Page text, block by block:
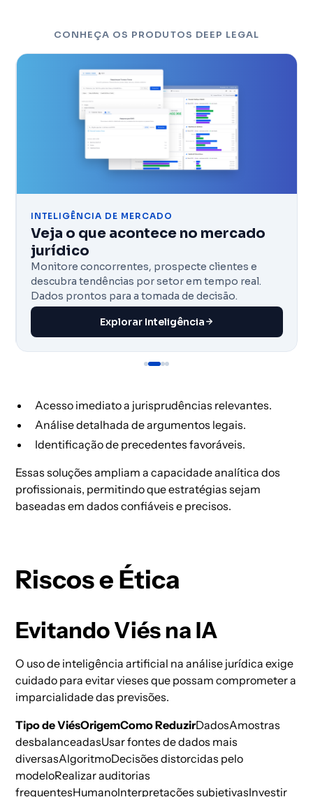
CONHEÇA OS PRODUTOS DEEP LEGAL
INTELIGÊNCIA DE MERCADO
Veja o que acontece no mercado
jurídico
Monitore concorrentes, prospecte clientes e
descubra tendências por setor em tempo real.
Dados prontos para a tomada de decisão.
Explorar Inteligência
Acesso imediato a jurisprudências relevantes.
Análise detalhada de argumentos legais.
Identificação de precedentes favoráveis.
Essas soluções ampliam a capacidade analítica dos
profissionais, permitindo que estratégias sejam
baseadas em dados confiáveis e precisos.
Riscos e Ética
Evitando Viés na IA
O uso de inteligência artificial na análise jurídica exige
cuidado para evitar vieses que possam comprometer a
imparcialidade das previsões.
Tipo de ViésOrigemComo ReduzirDadosAmostras
desbalanceadasUsar fontes de dados mais
diversasAlgoritmoDecisões distorcidas pelo
modeloRealizar auditorias
frequentesHumanoInterpretações subjetivasInvestir